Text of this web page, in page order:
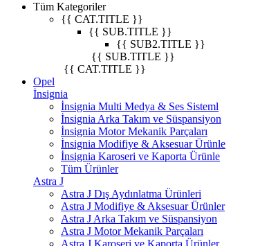
Tüm Kategoriler
{{ CAT.TITLE }}
{{ SUB.TITLE }}
{{ SUB2.TITLE }}
{{ SUB.TITLE }}
{{ CAT.TITLE }}
Opel
İnsignia
İnsignia Multi Medya & Ses Sisteml
İnsignia Arka Takım ve Süspansiyon
İnsignia Motor Mekanik Parçaları
İnsignia Modifiye & Aksesuar Ürünle
İnsignia Karoseri ve Kaporta Ürünle
Tüm Ürünler
Astra J
Astra J Dış Aydınlatma Ürünleri
Astra J Modifiye & Aksesuar Ürünler
Astra J Arka Takım ve Süspansiyon
Astra J Motor Mekanik Parçaları
Astra J Karoseri ve Kaporta Ürünler